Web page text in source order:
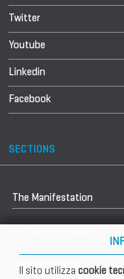
Twitter
Youtube
Linkedin
Facebook
SECTIONS
The Manifestation
Il sito utilizza cookie